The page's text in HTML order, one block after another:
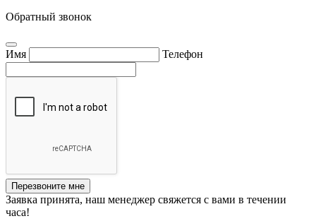
Обратный звонок
Имя Телефон
Перезвоните мне
Заявка принята, наш менеджер свяжется с вами в течении
часа!